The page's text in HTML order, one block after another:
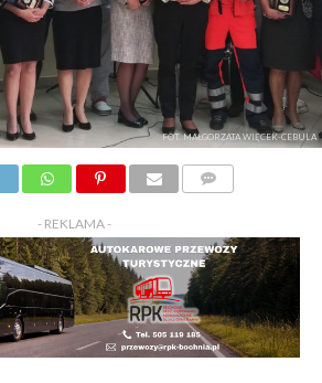
FOT. MAŁGORZATA WIĘCEK-CEBULA
- REKLAMA -